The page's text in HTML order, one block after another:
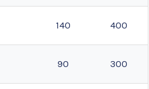
140 400
90 300